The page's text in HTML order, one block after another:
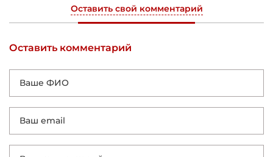
Оставить свой комментарий
Оставить комментарий